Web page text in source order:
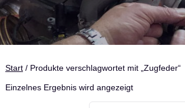
Start/ Produkte verschlagwortet mit „Zugfeder“
Einzelnes Ergebnis wird angezeigt